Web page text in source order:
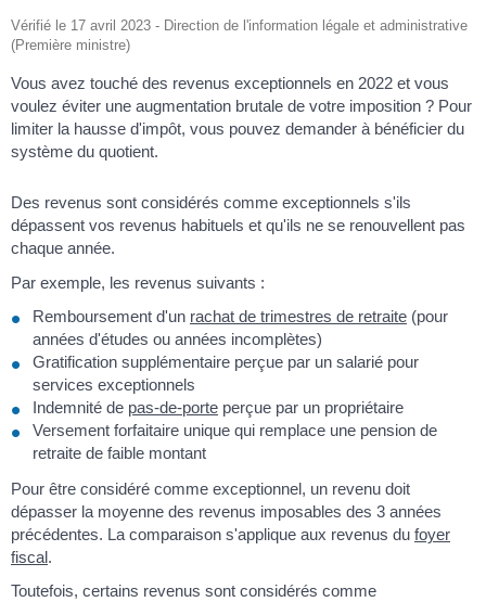
Vérifié le 17 avril 2023 - Direction de l'information légale et administrative
(Première ministre)
Vous avez touché des revenus exceptionnels en 2022 et vous
voulez éviter une augmentation brutale de votre imposition ? Pour
limiter la hausse d'impôt, vous pouvez demander à bénéficier du
système du quotient.
Des revenus sont considérés comme exceptionnels s'ils
dépassent vos revenus habituels et qu'ils ne se renouvellent pas
chaque année.
Par exemple, les revenus suivants :
Remboursement d'un rachat de trimestres de retraite (pour
années d'études ou années incomplètes)
Gratification supplémentaire perçue par un salarié pour
services exceptionnels
Indemnité de pas-de-porte perçue par un propriétaire
Versement forfaitaire unique qui remplace une pension de
retraite de faible montant
Pour être considéré comme exceptionnel, un revenu doit
dépasser la moyenne des revenus imposables des 3 années
précédentes. La comparaison s'applique aux revenus du foyer
fiscal.
Toutefois, certains revenus sont considérés comme